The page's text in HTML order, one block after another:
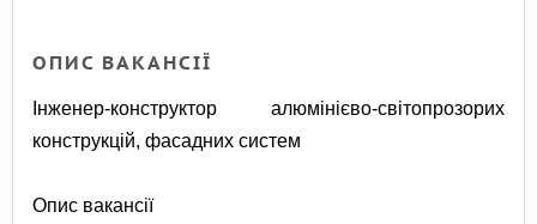
ОПИС ВАКАНСІЇ
Інженер-конструктор алюмінієво-світопрозорих
конструкцій, фасадних систем
Опис вакансії